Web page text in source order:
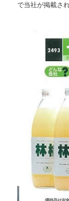
で当社が掲載さ